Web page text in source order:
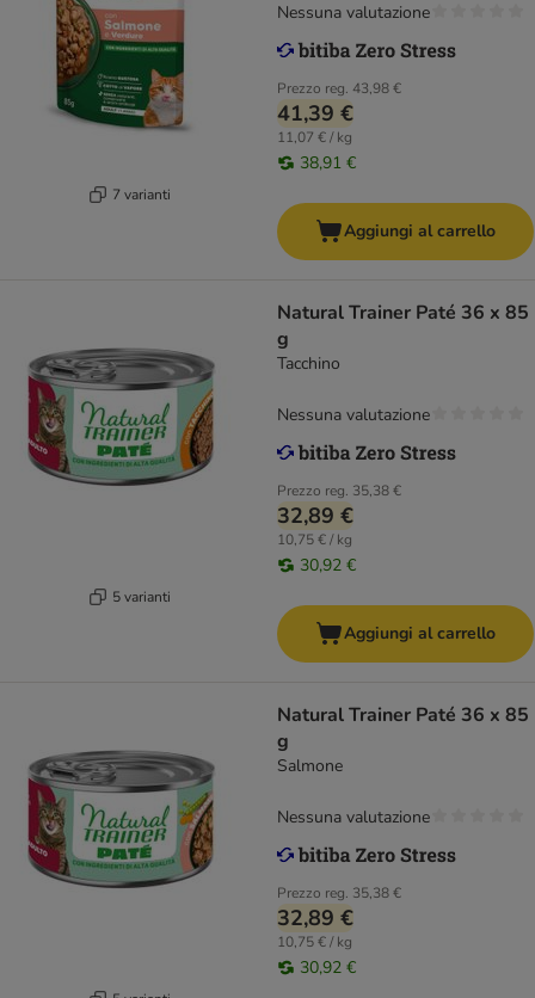
7 varianti
Prezzo reg. 43,98 €
41,39 €
11,07 € / kg
38,91 €
Nessuna valutazione
Aggiungi al carrello
5 varianti
Natural Trainer Paté 36 x 85
g
Tacchino
Prezzo reg. 35,38 €
32,89 €
10,75 € / kg
30,92 €
Nessuna valutazione
Aggiungi al carrello
Natural Trainer Paté 36 x 85
g
Salmone
Prezzo reg. 35,38 €
32,89 €
10,75 € / kg
30,92 €
Nessuna valutazione